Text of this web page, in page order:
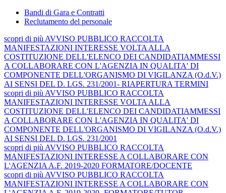
Bandi di Gara e Contratti
Reclutamento del personale
scopri di più AVVISO PUBBLICO RACCOLTA
MANIFESTAZIONI INTERESSE VOLTA ALLA
COSTITUZIONE DELL'ELENCO DEI CANDIDATIAMMESSI
A COLLABORARE CON L'AGENZIA IN QUALITA' DI
COMPONENTE DELL'ORGANISMO DI VIGILANZA (O.d.V.)
AI SENSI DEL D. LGS. 231/2001- RIAPERTURA TERMINI
scopri di più AVVISO PUBBLICO RACCOLTA
MANIFESTAZIONI INTERESSE VOLTA ALLA
COSTITUZIONE DELL'ELENCO DEI CANDIDATIAMMESSI
A COLLABORARE CON L'AGENZIA IN QUALITA' DI
COMPONENTE DELL'ORGANISMO DI VIGILANZA (O.d.V.)
AI SENSI DEL D. LGS. 231/2001
scopri di più AVVISO PUBBLICO RACCOLTA
MANIFESTAZIONI INTERESSE A COLLABORARE CON
L'AGENZIA A.F. 2019-2020 FORMATORE/DOCENTE
scopri di più AVVISO PUBBLICO RACCOLTA
MANIFESTAZIONI INTERESSE A COLLABORARE CON